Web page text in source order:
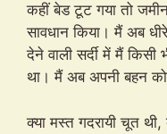
कहीं बेड टूट गया तो
सावधान किया। मैं अब
देने वाली सर्दी में मैं किसी
था। मैं अब अपनी बहन
क्या मस्त गदरायी चूत